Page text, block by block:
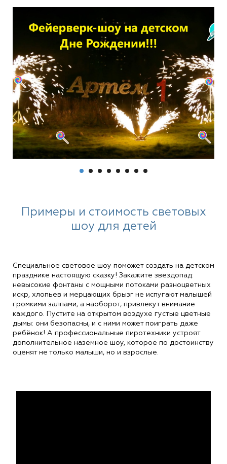
Примеры и стоимость световых
шоу для детей
Специальное световое шоу поможет создать на детском
празднике настоящую сказку! Закажите звездопад:
невысокие фонтаны с мощными потоками разноцветных
искр, хлопьев и мерцающих брызг не испугают малышей
громкими залпами, а наоборот, привлекут внимание
каждого. Пустите на открытом воздухе густые цветные
дымы: они безопасны, и с ними может поиграть даже
ребёнок! А профессиональные пиротехники устроят
дополнительное наземное шоу, которое по достоинству
оценят не только малыши, но и взрослые.